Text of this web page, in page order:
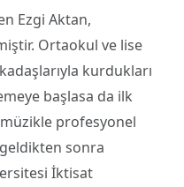
Ezgi Aktan,
Ortaokul ve lise
kurdukları
başlasa da ilk
profesyonel
geldikten sonra
İktisat